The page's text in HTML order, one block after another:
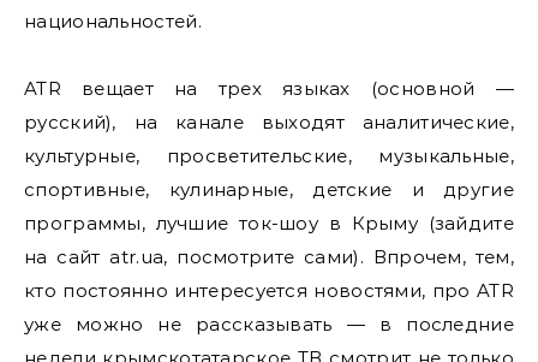
национальностей.
ATR вещает на трех языках (основной —
русский), на канале выходят аналитические,
культурные, просветительские, музыкальные,
спортивные, кулинарные, детские и другие
программы, лучшие ток-шоу в Крыму (зайдите
на сайт atr.ua, посмотрите сами). Впрочем, тем,
кто постоянно интересуется новостями, про ATR
уже можно не рассказывать — в последние